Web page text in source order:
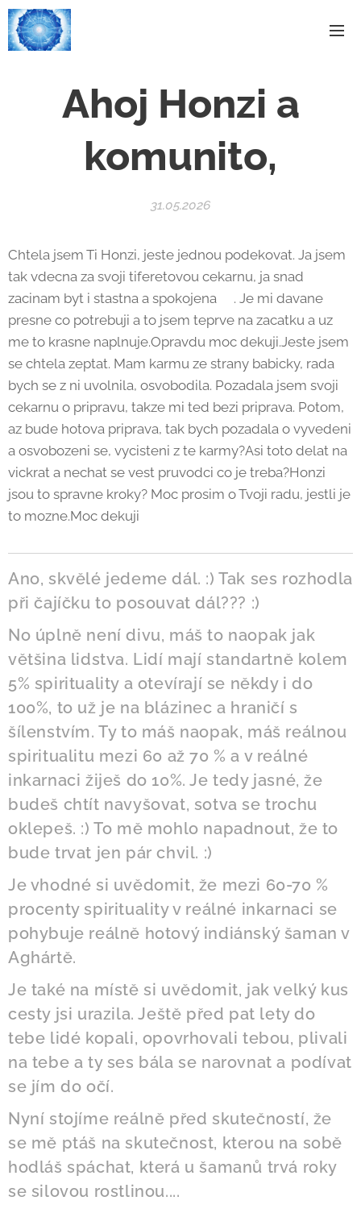
Ahoj Honzi a
komunito,
31.05.2026
Chtela jsem Ti Honzi, jeste jednou podekovat. Ja jsem
tak vdecna za svoji tiferetovou cekarnu, ja snad
zacinam byt i stastna a spokojena🙂. Je mi davane
presne co potrebuji a to jsem teprve na zacatku a uz
me to krasne naplnuje.Opravdu moc dekuji.Jeste jsem
se chtela zeptat. Mam karmu ze strany babicky, rada
bych se z ni uvolnila, osvobodila. Pozadala jsem svoji
cekarnu o pripravu, takze mi ted bezi priprava. Potom,
az bude hotova priprava, tak bych pozadala o vyvedeni
a osvobozeni se, vycisteni z te karmy?Asi toto delat na
vickrat a nechat se vest pruvodci co je treba?Honzi
jsou to spravne kroky? Moc prosim o Tvoji radu, jestli je
to mozne.Moc dekuji🙂
Ano, skvělé jedeme dál. :) Tak ses rozhodla
při čajíčku to posouvat dál??? :)
No úplně není divu, máš to naopak jak
většina lidstva. Lidí mají standartně kolem
5% spirituality a otevírají se někdy i do
100%, to už je na blázinec a hraničí s
šílenstvím. Ty to máš naopak, máš reálnou
spiritualitu mezi 60 až 70 % a v reálné
inkarnaci žiješ do 10%. Je tedy jasné, že
budeš chtít navyšovat, sotva se trochu
oklepeš. :) To mě mohlo napadnout, že to
bude trvat jen pár chvil. :)
Je vhodné si uvědomit, že mezi 60-70 %
procenty spirituality v reálné inkarnaci se
pohybuje reálně hotový indiánský šaman v
Aghártě.
Je také na místě si uvědomit, jak velký kus
cesty jsi urazila. Ještě před pat lety do
tebe lidé kopali, opovrhovali tebou, plivali
na tebe a ty ses bála se narovnat a podívat
se jím do očí.
Nyní stojíme reálně před skutečností, že
se mě ptáš na skutečnost, kterou na sobě
hodláš spáchat, která u šamanů trvá roky
se silovou rostlinou....